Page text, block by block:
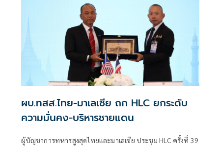
ผบ.ทสส.ไทย-มาเลเซีย ถก HLC ยกระดับ
ความมั่นคง-บริหารชายแดน
ผู้บัญชาการทหารสูงสุดไทยและมาเลเซีย ประชุม HLC ครั้งที่ 39